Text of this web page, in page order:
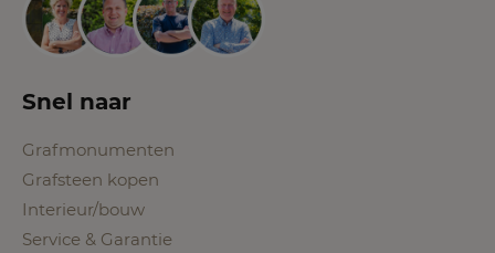
Snel naar
Grafmonumenten
Grafsteen kopen
Interieur/bouw
Service & Garantie